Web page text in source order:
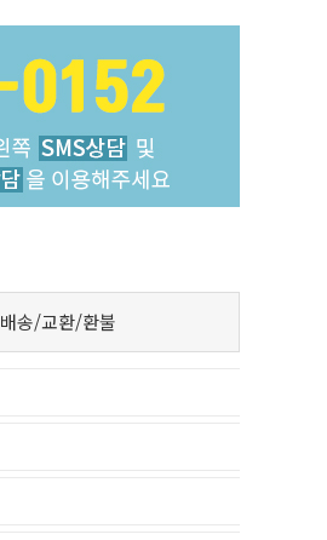
배송/교환/환불